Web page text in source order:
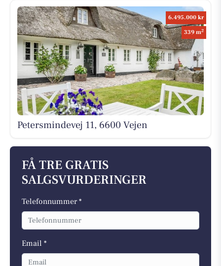
6.495.000 kr
339 m2
Petersmindevej 11, 6600 Vejen
FÅ TRE GRATIS
SALGSVURDERINGER
Telefonnummer *
Email *